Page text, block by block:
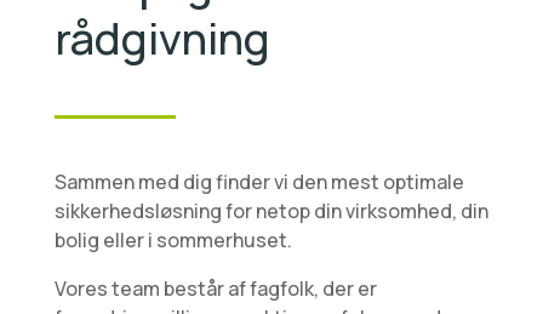
rådgivning
Sammen med dig finder vi den mest optimale
sikkerhedsløsning for netop din virksomhed, din
bolig eller i sommerhuset.
Vores team består af fagfolk, der er